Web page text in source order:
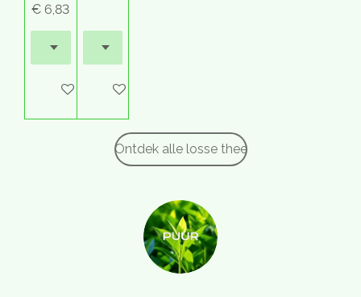
€ 6,83
In winkelwagenIn winkelwagen
Ontdek alle losse thee